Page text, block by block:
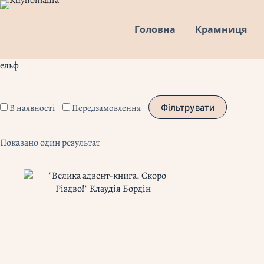
Перейти
Головна Крамниця
ельф
В наявності Передзамовлення Фільтрувати
Показано один результат